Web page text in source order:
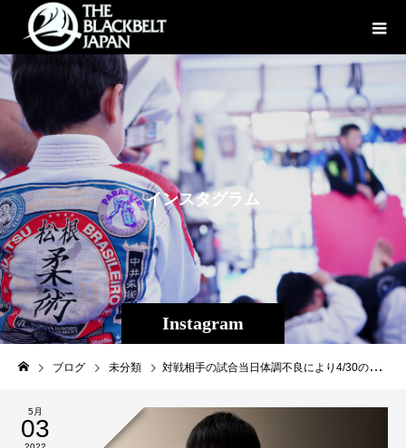
Instagram
インスタグラ ム
ブログ 未分類 対戦相手の試合当日体調不良により4/30の試合が2週間延期となり、5/14(土)（日本時間5/15(日)朝8:00予定）がUFC初戦となった平良達郎（Theパラエストラ沖縄）。慣れない海外で不測の事態となりましたが、この道の頂点を目指すには様々な困難があるのは承知の上。この1週間は改めてトレーニングに励み、来週は体重と減量を熟し、この局面もしっかり乗り切って、延期となった１戦を勝利します。The flow is completely on this side! In order to win, we need Japanese support. I look forward to working with you！#平良達郎#修斗#UFC#inspirit#沖縄#Theパラエストラ沖縄
5月
03